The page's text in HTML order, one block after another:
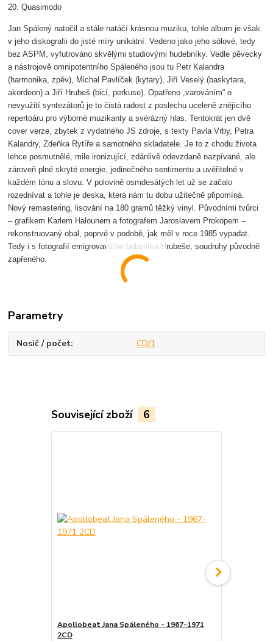
20. Quasimodo
Jan Spálený natočil a stále natáčí krásnou muziku, tohle album je však
v jeho diskografii do jisté míry unikátní. Vedeno jako jeho sólové, tedy
bez ASPM, vyfutrováno skvělými studiovými hudebníky. Vedle pěvecky
a nástrojově omnipotentního Spáleného jsou tu Petr Kalandra
(harmonika, zpěv), Michal Pavlíček (kytary), Jiří Veselý (baskytara,
akordeon) a Jiří Hrubeš (bicí, perkuse). Opatřeno „varováním“ o
nevyužití syntezátorů je to čistá radost z poslechu uceleně znějícího
repertoáru pro výborné muzikanty a svérázný hlas. Tentokrát jen dvě
cover verze, zbytek z vydatného JS zdroje, s texty Pavla Vrby, Petra
Kalandry, Zdeňka Rytíře a samotného skladatele. Je to z chodu života
lehce posmutnělé, mile ironizující, zdánlivě odevzdaně nazpívané, ale
zároveň plné skryté energie, jedinečného sentimentu a uvěřitelné v
každém tónu a slovu. V polovině osmdesátých let už se začalo
rozednívat a tohle je deska, která nám tu dobu užitečně připomíná.
Nový remastering, lisování na 180 gramů těžký vinyl. Původními tvůrci
– grafikem Karlem Halounem a fotografem Jaroslavem Prokopem –
rekonstruovaný obal, poprvé v podobě, jak měl v roce 1985 vypadat.
Tedy i s fotografií emigrovavšího bubeníka Hrubeše, soudruhy původně
zapřeného.
Parametry
Nosič / počet CD/1
Související zboží 6
Apollobeat Jana Spáleného - 1967-1971
2CD